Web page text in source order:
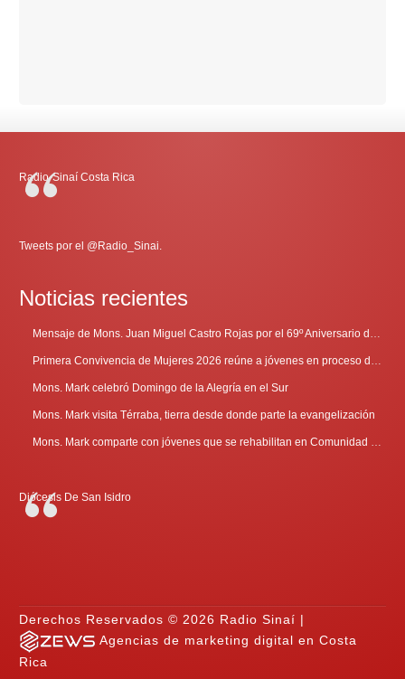
Radio-Sinaí Costa Rica
Tweets por el @Radio_Sinai.
Noticias recientes
Mons. Mark celebró Domingo de la Alegría en el Sur
Mons. Mark visita Térraba, tierra desde donde parte la evangelización
Diócesis De San Isidro
Derechos Reservados © 2026 Radio Sinaí |
Agencias de marketing digital en Costa
Rica